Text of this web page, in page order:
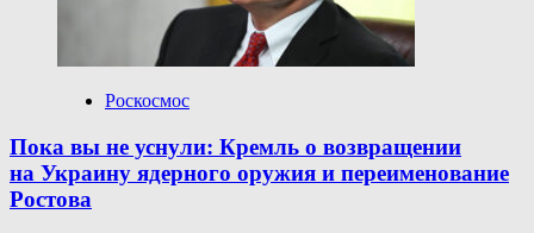
Роскосмос
Пока вы не уснули: Кремль о возвращении
на Украину ядерного оружия и переименование
Ростова